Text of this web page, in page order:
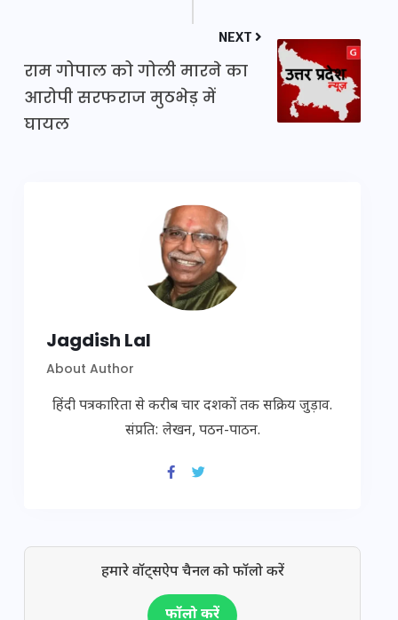
NEXT
राम गोपाल को गोली मारने का
आरोपी सरफराज मुठभेड़ में
घायल
Jagdish Lal
About Author
हिंदी पत्रकारिता से करीब चार दशकों तक सक्रिय जुड़ाव.
संप्रति: लेखन, पठन-पाठन.
हमारे वॉट्सऐप चैनल को फॉलो करें
फॉलो करें